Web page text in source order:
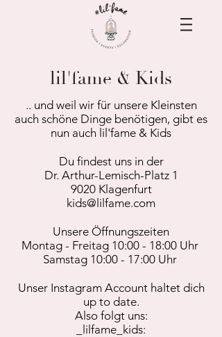
lil'fame & Kids
.. und weil wir für unsere Kleinsten
auch schöne Dinge benötigen, gibt es
nun auch lil'fame & Kids
Du findest uns in der
Dr. Arthur-Lemisch-Platz 1
9020 Klagenfurt
kids@lilfame.com
Unsere Öffnungszeiten
Montag - Freitag 10:00 - 18:00 Uhr
Samstag 10:00 - 17:00 Uhr
Unser Instagram Account haltet dich
up to date.
Also folgt uns:
_lilfame_kids: